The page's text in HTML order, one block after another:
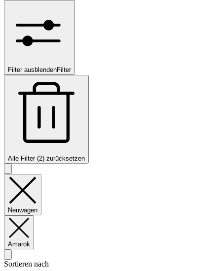
Filter ausblendenFilter
Alle Filter (2) zurücksetzen
Neuwagen
Amarok
Sortieren nach